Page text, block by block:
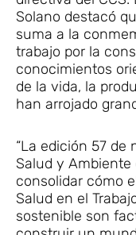
Solano destacó
suma a la
trabajo por la
conocimientos
de la vida, la
han arrojado
“La edición 57 de
Salud y
consolidar cómo
Salud en el
sostenible son